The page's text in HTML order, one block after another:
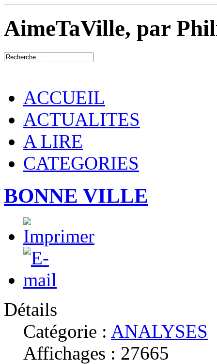
AimeTaVille, par
ACCUEIL
ACTUALITES
A LIRE
CATEGORIES
BONNE VILLE
Détails
Catégorie : ANALYSES
Affichages : 27665